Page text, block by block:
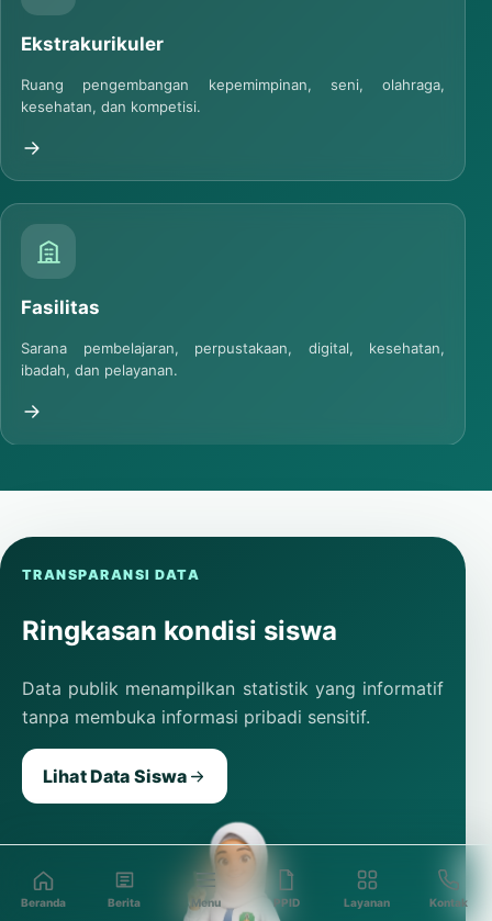
Ekstrakurikuler
Ruang pengembangan kepemimpinan, seni, olahraga,
kesehatan, dan kompetisi.
Fasilitas
Sarana pembelajaran, perpustakaan, digital, kesehatan,
ibadah, dan pelayanan.
TRANSPARANSI DATA
Ringkasan kondisi siswa
Data publik menampilkan statistik yang informatif
tanpa membuka informasi pribadi sensitif.
Lihat Data Siswa
Beranda Berita Menu PPID Layanan Kontak